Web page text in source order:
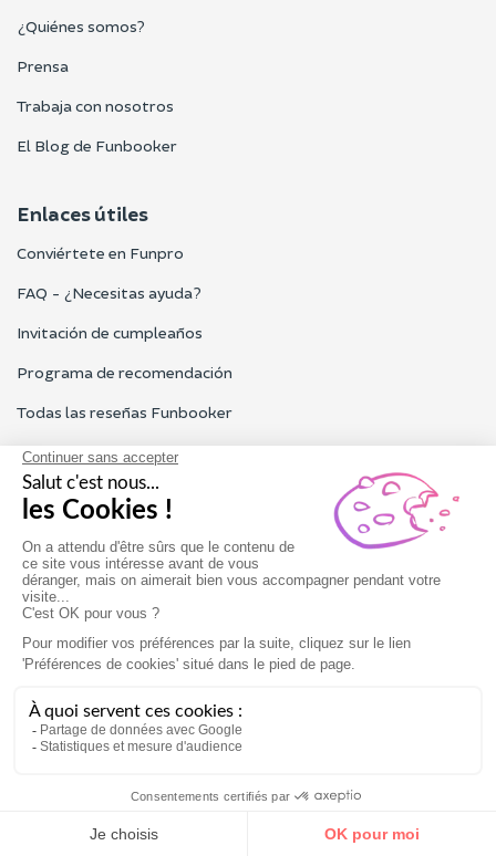
Regalar Reservar
¿Quiénes somos?
Prensa
Trabaja con nosotros
El Blog de Funbooker
Enlaces útiles
Conviértete en Funpro
FAQ - ¿Necesitas ayuda?
Invitación de cumpleaños
Programa de recomendación
Todas las reseñas Funbooker
Contacta con nosotros
Nuestro servicio al cliente está abierto de lunes a viernes de 9h
a 18h
Contacta con nosotros
Condiciones generales de uso
Aviso Legal